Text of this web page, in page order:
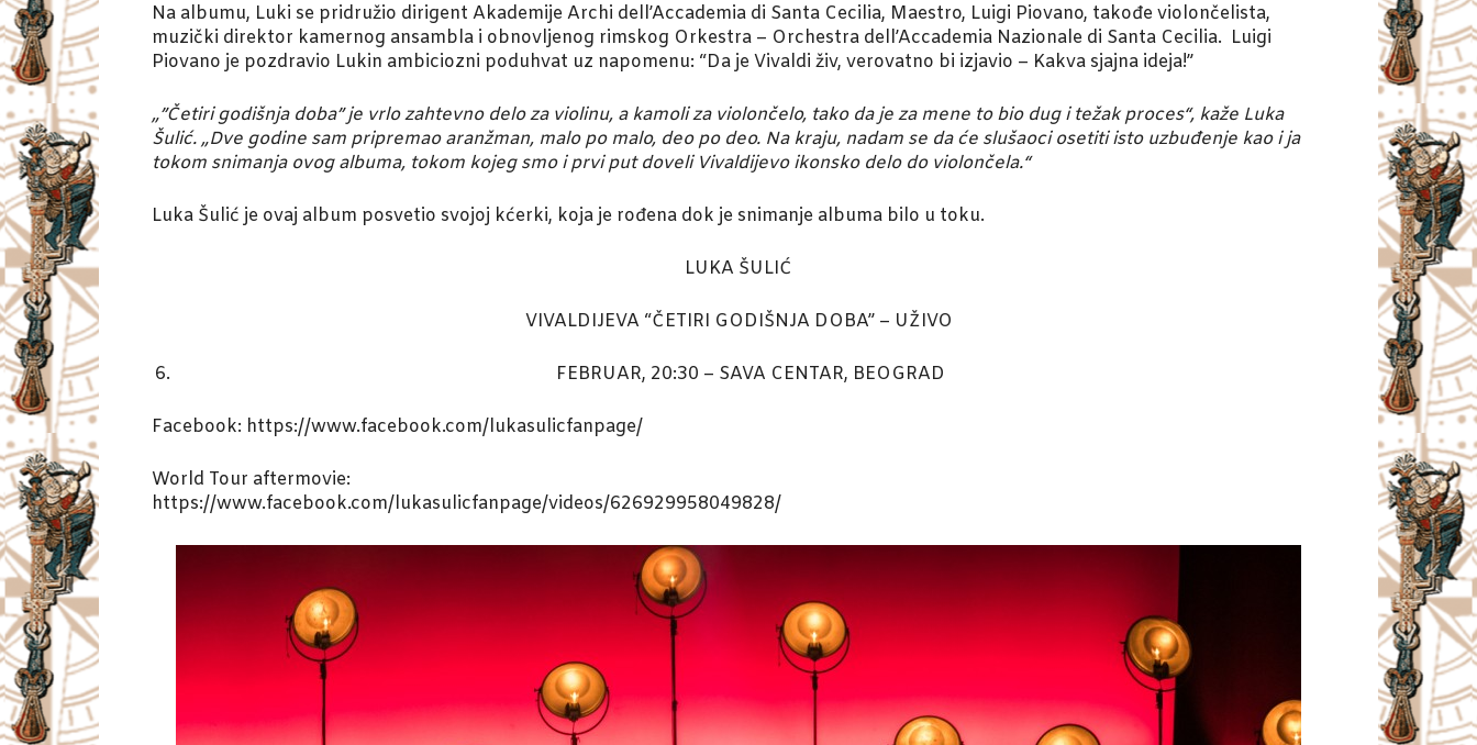
Na albumu, Luki se pridružio dirigent Akademije Archi dell’Accademia di Santa Cecilia, Maestro, Luigi Piovano, takođe violončelista,
muzički direktor kamernog ansambla i obnovljenog rimskog Orkestra – Orchestra dell’Accademia Nazionale di Santa Cecilia. Luigi
Piovano je pozdravio Lukin ambiciozni poduhvat uz napomenu: “Da je Vivaldi živ, verovatno bi izjavio – Kakva sjajna ideja!”
„”Četiri godišnja doba” je vrlo zahtevno delo za violinu, a kamoli za violončelo, tako da je za mene to bio dug i težak proces“, kaže Luka
Šulić. „Dve godine sam pripremao aranžman, malo po malo, deo po deo. Na kraju, nadam se da će slušaoci osetiti isto uzbuđenje kao i ja
tokom snimanja ovog albuma, tokom kojeg smo i prvi put doveli Vivaldijevo ikonsko delo do violončela.“
Luka Šulić je ovaj album posvetio svojoj kćerki, koja je rođena dok je snimanje albuma bilo u toku.
LUKA ŠULIĆ
VIVALDIJEVA “ČETIRI GODIŠNJA DOBA” – UŽIVO
FEBRUAR, 20:30 – SAVA CENTAR, BEOGRAD
Facebook: https://www.facebook.com/lukasulicfanpage/
World Tour aftermovie:
https://www.facebook.com/lukasulicfanpage/videos/626929958049828/